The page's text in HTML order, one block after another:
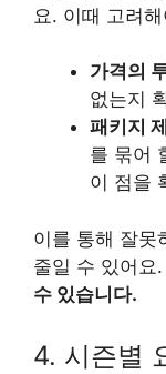
요. 이때 고려
가격의
없는지
패키지
를 묶어
이 점을
이를 통해 잘못
줄일 수 있어요.
수 있습니다.
4. 시즌별